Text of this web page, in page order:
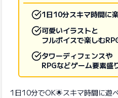
1日10分スキマ時間に
可愛いイラストと
フルボイスで楽しむ
タワーディフェンスや
RPGなどゲーム要素盛
1日10分でOK🌟スキマ時間に遊